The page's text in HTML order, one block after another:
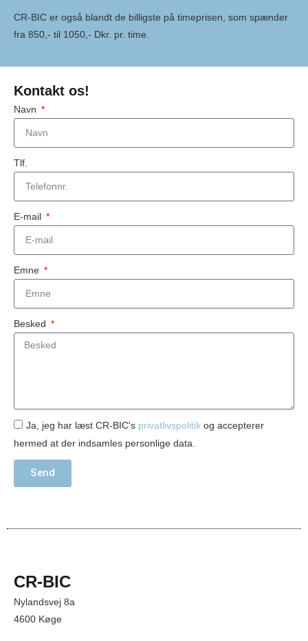
CR-BIC er også blandt de billigste på timeprisen, som spænder
fra 850,- til 1050,- Dkr. pr. time.
Kontakt os!
Navn
Tlf.
E-mail
Emne
Besked
Ja, jeg har læst CR-BIC's privatlivspolitik og accepterer
hermed at der indsamles personlige data.
Send
CR-BIC
Nylandsvej 8a
4600 Køge